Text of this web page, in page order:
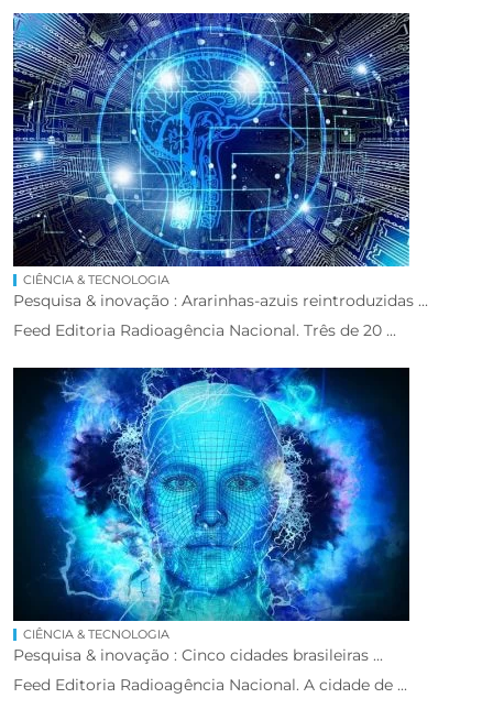
CIÊNCIA & TECNOLOGIA
Pesquisa & inovação : Ararinhas-azuis reintroduzidas ...
Feed Editoria Radioagência Nacional. Três de 20 ...
CIÊNCIA & TECNOLOGIA
Pesquisa & inovação : Cinco cidades brasileiras ...
Feed Editoria Radioagência Nacional. A cidade de ...